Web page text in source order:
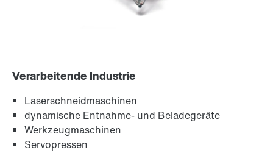
Verarbeitende Industrie
Laserschneidmaschinen
dynamische Entnahme- und Beladegeräte
Werkzeugmaschinen
Servopressen